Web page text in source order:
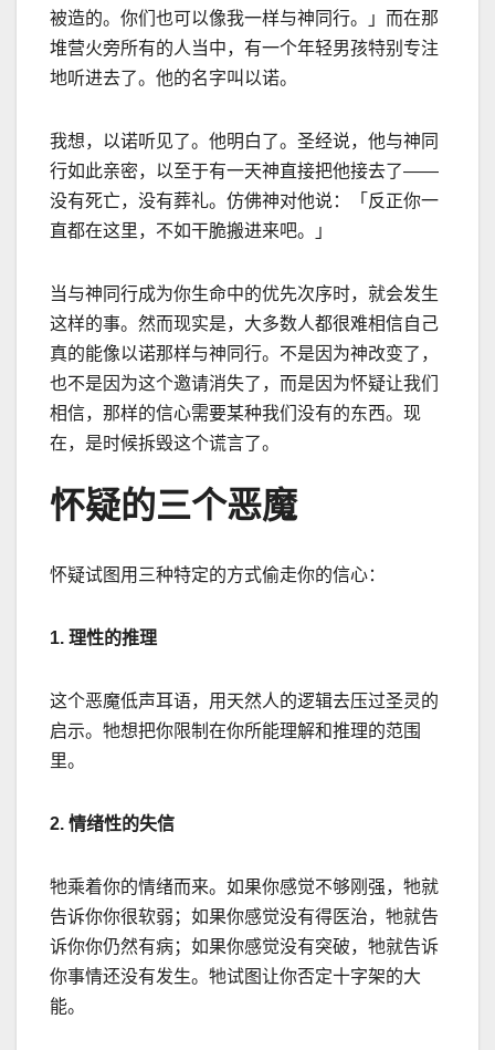
被造的。你们也可以像我一样与神同行。」而在那
堆营火旁所有的人当中，有一个年轻男孩特别专注
地听进去了。他的名字叫以诺。
我想，以诺听见了。他明白了。圣经说，他与神同
行如此亲密，以至于有一天神直接把他接去了——
没有死亡，没有葬礼。仿佛神对他说：「反正你一
直都在这里，不如干脆搬进来吧。」
当与神同行成为你生命中的优先次序时，就会发生
这样的事。然而现实是，大多数人都很难相信自己
真的能像以诺那样与神同行。不是因为神改变了，
也不是因为这个邀请消失了，而是因为怀疑让我们
相信，那样的信心需要某种我们没有的东西。现
在，是时候拆毁这个谎言了。
怀疑的三个恶魔
怀疑试图用三种特定的方式偷走你的信心：
1. 理性的推理
这个恶魔低声耳语，用天然人的逻辑去压过圣灵的
启示。牠想把你限制在你所能理解和推理的范围
里。
2. 情绪性的失信
牠乘着你的情绪而来。如果你感觉不够刚强，牠就
告诉你你很软弱；如果你感觉没有得医治，牠就告
诉你你仍然有病；如果你感觉没有突破，牠就告诉
你事情还没有发生。牠试图让你否定十字架的大
能。